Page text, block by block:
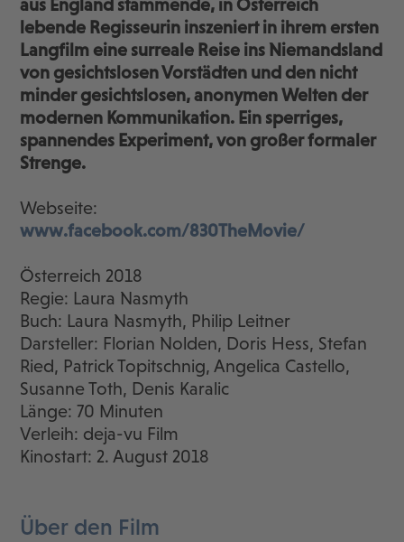
aus England stammende, in Österreich
lebende Regisseurin inszeniert in ihrem ersten
Langfilm eine surreale Reise ins Niemandsland
von gesichtslosen Vorstädten und den nicht
minder gesichtslosen, anonymen Welten der
modernen Kommunikation. Ein sperriges,
spannendes Experiment, von großer formaler
Strenge.
Webseite:
www.facebook.com/830TheMovie/
Österreich 2018
Regie: Laura Nasmyth
Buch: Laura Nasmyth, Philip Leitner
Darsteller: Florian Nolden, Doris Hess, Stefan
Ried, Patrick Topitschnig, Angelica Castello,
Susanne Toth, Denis Karalic
Länge: 70 Minuten
Verleih: deja-vu Film
Kinostart: 2. August 2018
Über den Film